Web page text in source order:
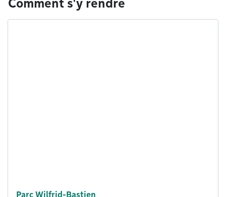
Comment s'y rendre
Parc Wilfrid-Bastien